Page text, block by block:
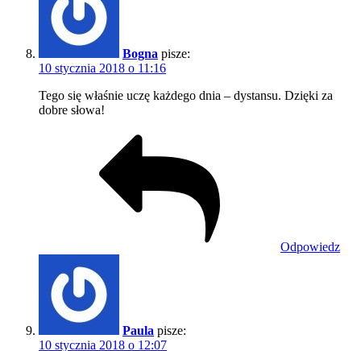
Bogna pisze:
10 stycznia 2018 o 11:16
Tego się właśnie uczę każdego dnia – dystansu. Dzięki za
dobre słowa!
Odpowiedz
Paula pisze:
10 stycznia 2018 o 12:07